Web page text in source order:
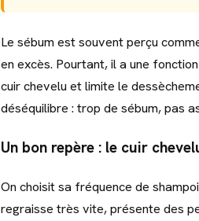
Le sébum est souvent perçu
en excès. Pourtant, il a une
cuir chevelu et limite le
déséquilibre : trop de sébum, pas
Un bon repère : le cuir
On choisit sa fréquence de
regraisse très vite, présente des